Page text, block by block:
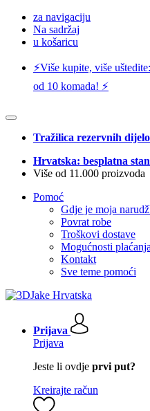
za navigaciju
Na sadržaj
u košaricu
⚡️Više kupite, više
od 10 komada! ⚡️
Tražilica rezervnih
Hrvatska: besplatna
Više od 11.000 proizvoda
Pomoć
Gdje je moja
Povrat robe
Troškovi dostave
Mogućnosti plaćanja
Kontakt
Sve teme pomoći
Prijava
Prijava
Jeste li ovdje prvi put?
Kreirajte račun